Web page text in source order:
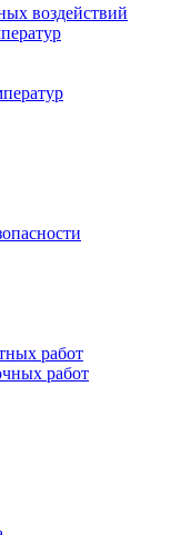
воздействий
работ
работ